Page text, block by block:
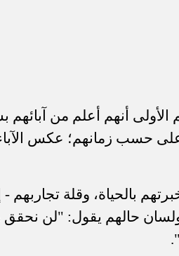
الأولى أنهم أعلم من
على حسب زمانهم؛ عكس
بالحياة، وقلة
حالهم يقول: "لن نحقق